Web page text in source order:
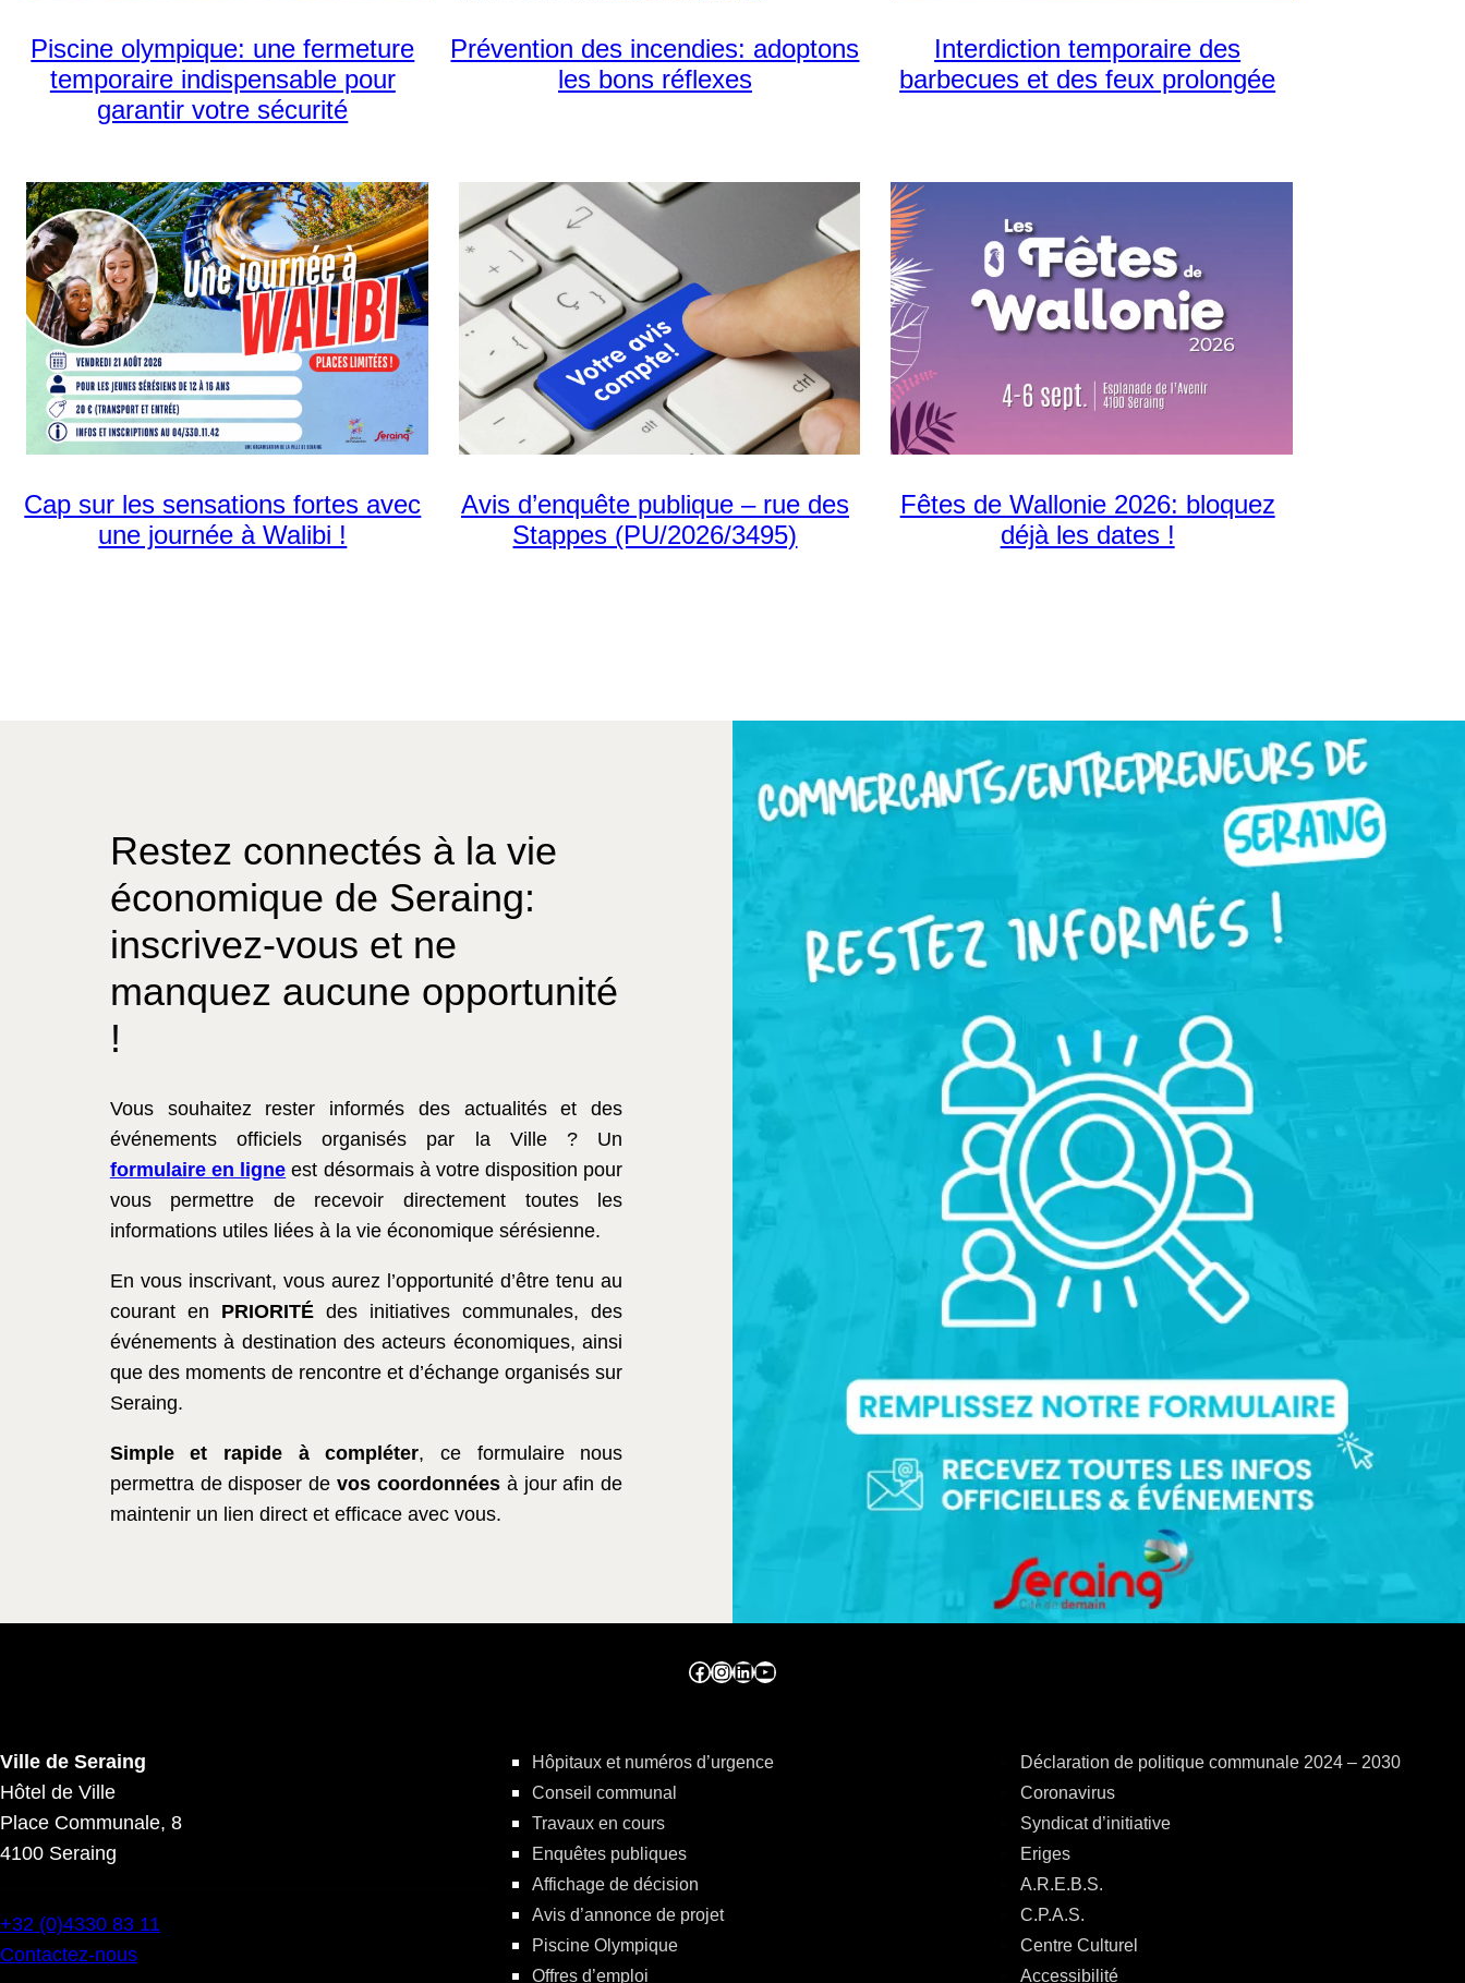
Piscine olympique: une fermeture
temporaire indispensable pour
garantir votre sécurité
Prévention des incendies: adoptons
les bons réflexes
Interdiction temporaire des
barbecues et des feux prolongée
Cap sur les sensations fortes avec
une journée à Walibi !
Avis d’enquête publique – rue des
Stappes (PU/2026/3495)
Fêtes de Wallonie 2026: bloquez
déjà les dates !
Restez connectés à la vie
économique de Seraing:
inscrivez-vous et ne
manquez aucune opportunité
!
Vous souhaitez rester informés des actualités et des
événements officiels organisés par la Ville ? Un
formulaire en ligne est désormais à votre disposition pour
vous permettre de recevoir directement toutes les
informations utiles liées à la vie économique sérésienne.
En vous inscrivant, vous aurez l’opportunité d’être tenu au
courant en PRIORITÉdes initiatives communales, des
événements à destination des acteurs économiques, ainsi
que des moments de rencontre et d’échange organisés sur
Seraing.
Simple et rapide à compléter, ce formulaire nous
permettra de disposer devos coordonnées à jour afin de
maintenir un lien direct et efficace avec vous.
Facebook ville de seraing Instragram ville de seraing linkedin – ville de seraing YouTube
Ville de Seraing
Hôtel de Ville
Place Communale, 8
4100 Seraing
+32 (0)4330 83 11
Contactez-nous
Hôpitaux et numéros d’urgence
Conseil communal
Travaux en cours
Enquêtes publiques
Affichage de décision
Avis d’annonce de projet
Piscine Olympique
Offres d’emploi
Déclaration de politique communale 2024 – 2030
Coronavirus
Syndicat d’initiative
Eriges
A.R.E.B.S.
C.P.A.S.
Centre Culturel
Accessibilité